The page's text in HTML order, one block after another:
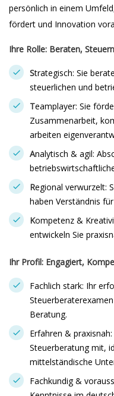
persönlich in einem
fördert und Innovation
Ihre Rolle: Beraten,
Strategisch: Sie
steuerlichen und
Teamplayer: Sie
Zusammenarbeit,
arbeiten
Analytisch & agil:
Regional verwurzelt:
haben Verständnis
Kompetenz &
entwickeln Sie
Ihr Profil: Engagiert,
Fachlich stark: Ihr
Beratung.
Erfahren &
Steuerberatung mit,
mittelständische
Fachkundig &